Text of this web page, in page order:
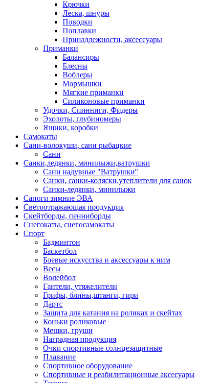
Крючки
Леска, шнуры
Поводки
Поплавки
Принадлежности, аксессуары
Приманки
Балансиры
Блесны
Воблеры
Мормышки
Мягкие приманки
Силиконовые приманки
Удочки, Спинниги, Фидеры
Эхолоты, глубиномеры
Ящики, коробки
Самокаты
Сани-волокуши, сани рыбацкие
Сани
Санки,ледянки, минилыжи,ватрушки
Сани надувные "Ватрушки"
Санки, санки-коляски,утеплители для санок
Санки-ледянки, минилыжи
Сапоги зимние ЭВА
Светоотражающая продукция
Скейтборды, пенниборды
Снегокаты, снегосамокаты
Спорт
Бадминтон
Баскетбол
Боевые искусства и аксессуары к ним
Весы
Волейбол
Гантели, утяжелители
Грифы, блины,штанги, гири
Дартс
Защита для катания на роликах и скейтах
Коньки роликовые
Мешки, груши
Наградная продукция
Очки спортивные солнцезащитные
Плавание
Спортивное оборудование
Спортивные и реабилитационные аксесуары